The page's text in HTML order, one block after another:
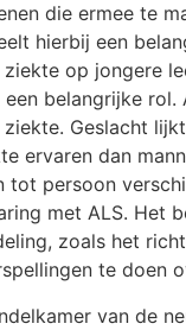
die ermee te
hierbij een
ziekte op jongere
belangrijke
Geslacht
ervaren dan
tot persoon
met ALS. Het
zoals het
te doen
van de